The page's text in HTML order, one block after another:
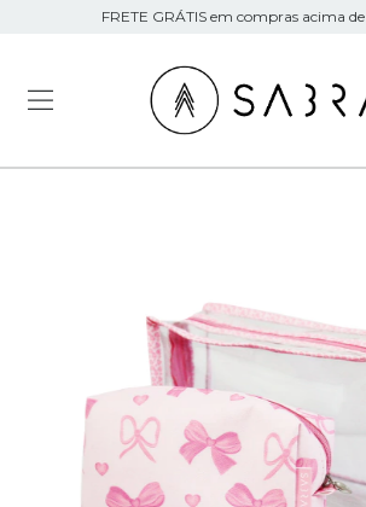
FRETE GRÁTIS em compras acima